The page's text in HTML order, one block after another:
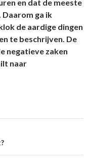
en dat de meeste
Daarom ga ik
de aardige dingen
te beschrijven. De
negatieve zaken
naar